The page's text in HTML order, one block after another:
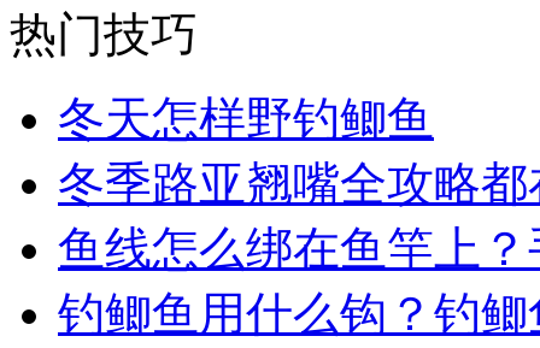
热门技巧
冬天怎样野钓鲫鱼
冬季路亚翘嘴全攻略
鱼线怎么绑在鱼竿上
钓鲫鱼用什么钩？钓